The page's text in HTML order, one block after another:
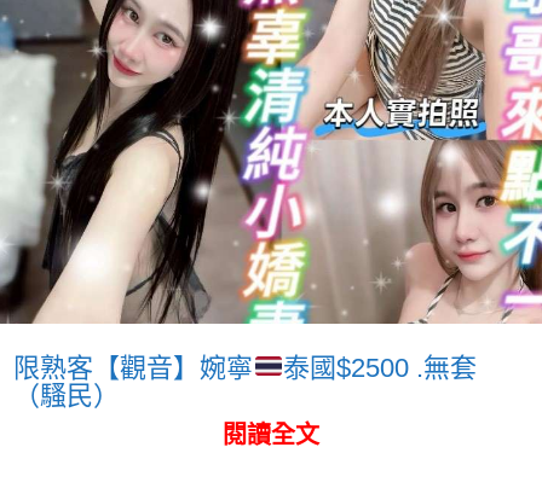
限熟客【觀音】婉寧
泰國$2500 .無套
（騷民）
閱讀全文